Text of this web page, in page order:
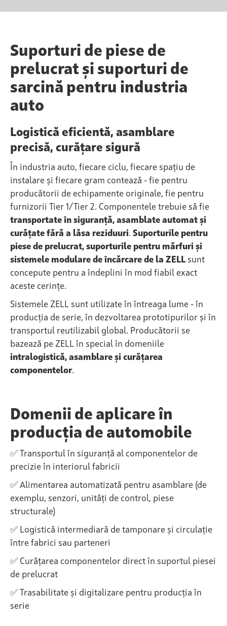
Suporturi de piese de
prelucrat și suporturi de
sarcină pentru industria
auto
Logistică eficientă, asamblare
precisă, curățare sigură
În industria auto, fiecare ciclu, fiecare spațiu de
instalare și fiecare gram contează - fie pentru
producătorii de echipamente originale, fie pentru
furnizorii Tier 1/Tier 2. Componentele trebuie să fie
transportate în siguranță, asamblate automat și
curățate fără a lăsa reziduuri. Suporturile pentru
piese de prelucrat, suporturile pentru mărfuri și
sistemele modulare de încărcare de la ZELL sunt
concepute pentru a îndeplini în mod fiabil exact
aceste cerințe.
Sistemele ZELL sunt utilizate în întreaga lume - în
producția de serie, în dezvoltarea prototipurilor și în
transportul reutilizabil global. Producătorii se
bazează pe ZELL în special în domeniile
intralogistică, asamblare și curățarea
componentelor.
Domenii de aplicare în
producția de automobile
✅ Transportul în siguranță al componentelor de
precizie în interiorul fabricii
✅ Alimentarea automatizată pentru asamblare (de
exemplu, senzori, unități de control, piese
structurale)
✅ Logistică intermediară de tamponare și circulație
între fabrici sau parteneri
✅ Curățarea componentelor direct în suportul piesei
de prelucrat
✅ Trasabilitate și digitalizare pentru producția în
serie